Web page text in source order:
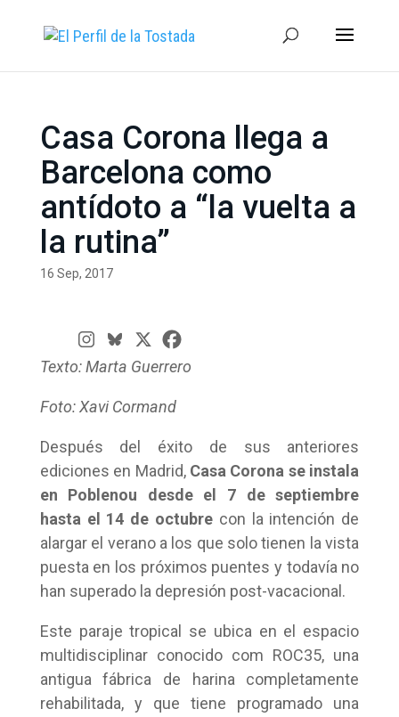
Casa Corona llega a
Barcelona como
antídoto a “la vuelta a
la rutina”
16 Sep, 2017
Texto: Marta Guerrero
Foto: Xavi Cormand
Después del éxito de sus anteriores
ediciones en Madrid, Casa Corona se instala
en Poblenou desde el 7 de septiembre
hasta el 14 de octubre con la intención de
alargar el verano a los que solo tienen la vista
puesta en los próximos puentes y todavía no
han superado la depresión post-vacacional.
Este paraje tropical se ubica en el espacio
multidisciplinar conocido com ROC35, una
antigua fábrica de harina completamente
rehabilitada, y que tiene programado una